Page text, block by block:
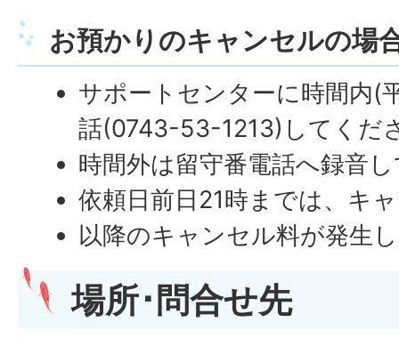
お預かりのキャンセルの場
サポートセンターに時間内(
話(0743-53-1213)してくだ
時間外は留守番電話へ録音
依頼日前日21時までは、キ
以降のキャンセル料が発生
場所･問合せ先